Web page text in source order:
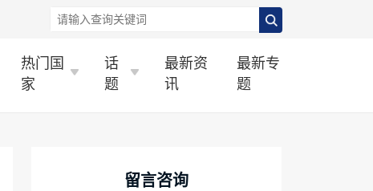
热门国
家
话
题
最新资
讯
最新专
题
留言咨询